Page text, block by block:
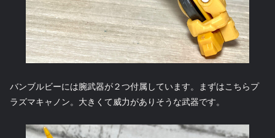
バンブルビーには腕武器が２つ付属しています。まずはこちらプ
ラズマキャノン。大きくて威力がありそうな武器です。